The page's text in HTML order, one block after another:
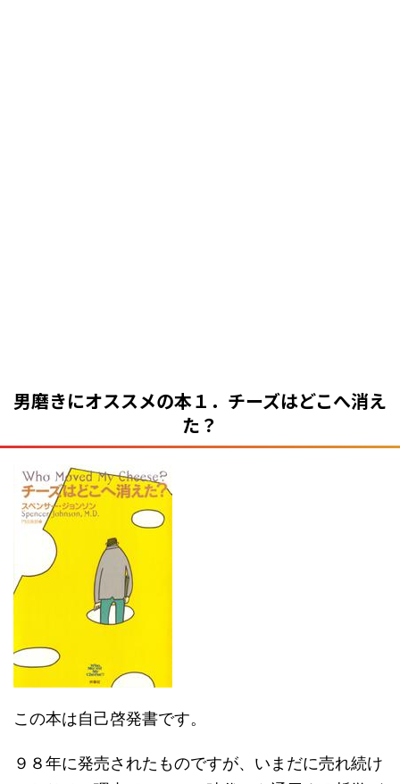
男磨きにオススメの本１．チーズはどこへ消え
た？
この本は自己啓発書です。
９８年に発売されたものですが、いまだに売れ続け